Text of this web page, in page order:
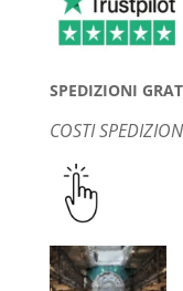
SPEDIZIONI
COSTI